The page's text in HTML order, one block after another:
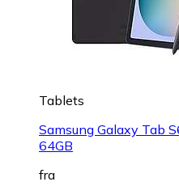
Tablets
Samsung Galaxy Tab
64GB
fra